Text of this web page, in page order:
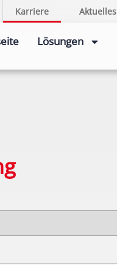
Karriere Aktuelles
Lösungen